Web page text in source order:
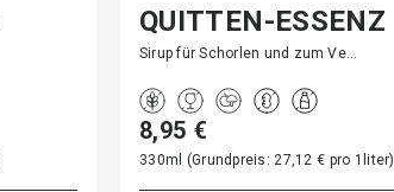
QUITTEN-ESSENZ
Sirup für Schorlen und zum Ve…
8,95 €
330ml (Grundpreis: 27,12 € pro 1liter)